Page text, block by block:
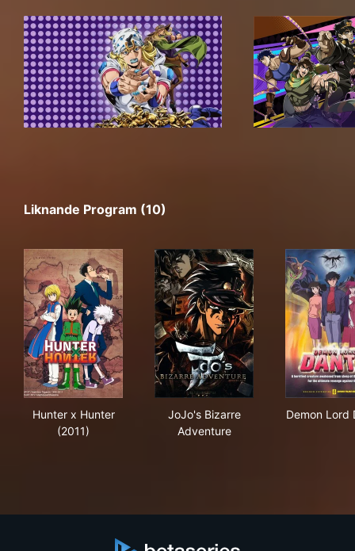
Liknande Program (10)
Hunter x Hunter
(2011)
JoJo's Bizarre
Adventure
Demon Lord